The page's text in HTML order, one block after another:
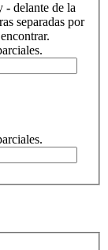
- delante de la
separadas por